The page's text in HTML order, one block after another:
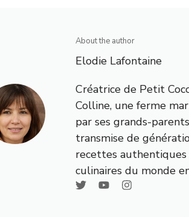
About the author
Elodie Lafontaine
Créatrice de Petit
Colline, une ferme
par ses grands-
transmise de
recettes
culinaires du monde